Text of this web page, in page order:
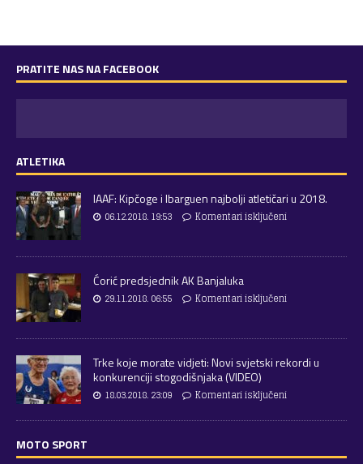
PRATITE NAS NA FACEBOOK
ATLETIKA
IAAF: Kipčoge i Ibarguen najbolji atletičari u 2018.
06.12.2018. 19:53 Komentari isključeni
Ćorić predsjednik AK Banjaluka
29.11.2018. 06:55 Komentari isključeni
Trke koje morate vidjeti: Novi svjetski rekordi u
konkurenciji stogodišnjaka (VIDEO)
18.03.2018. 23:09 Komentari isključeni
MOTO SPORT